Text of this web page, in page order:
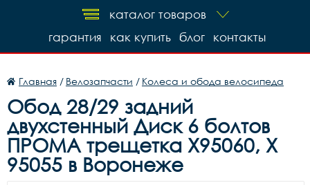
каталог товаров
контакты
блог
как купить
гарантия
Главная / Велозапчасти / Колеса и обода велосипеда
Обод 28/29 задний
двухстенный Диск 6 болтов
ПРОМА трещетка X95060, X
95055 в Воронеже